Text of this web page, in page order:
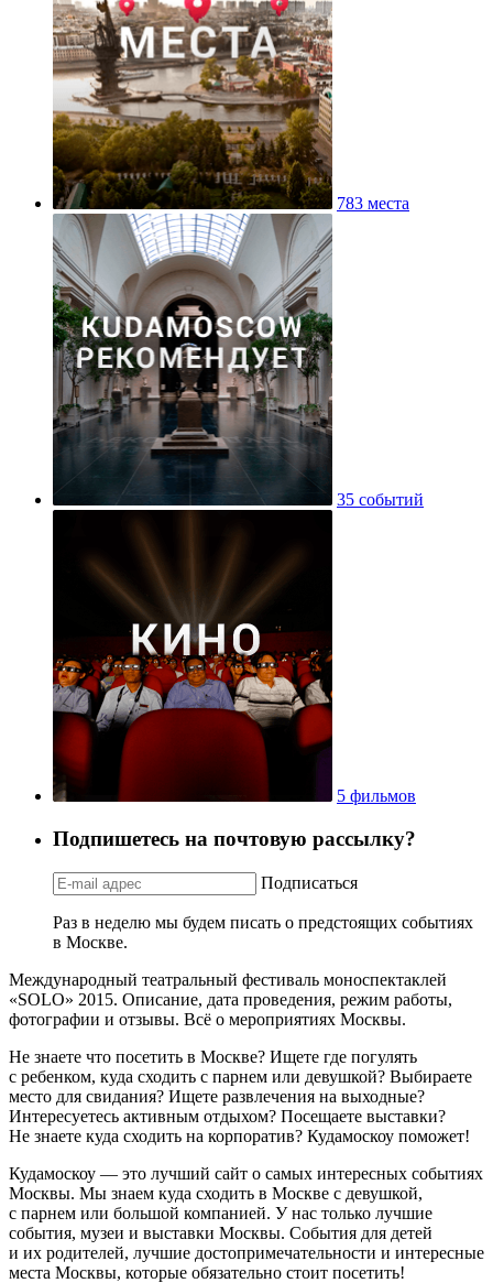
783 места
35 событий
5 фильмов
Подпишетесь на почтовую рассылку?
Подписаться
Раз в неделю мы будем писать о предстоящих событиях
в Москве.
Международный театральный фестиваль моноспектаклей
«SOLO» 2015. Описание, дата проведения, режим работы,
фотографии и отзывы. Всё о мероприятиях Москвы.
Не знаете что посетить в Москве? Ищете где погулять
с ребенком, куда сходить с парнем или девушкой? Выбираете
место для свидания? Ищете развлечения на выходные?
Интересуетесь активным отдыхом? Посещаете выставки?
Не знаете куда сходить на корпоратив? Кудамоскоу поможет!
Кудамоскоу — это лучший сайт о самых интересных событиях
Москвы. Мы знаем куда сходить в Москве с девушкой,
с парнем или большой компанией. У нас только лучшие
события, музеи и выставки Москвы. События для детей
и их родителей, лучшие достопримечательности и интересные
места Москвы, которые обязательно стоит посетить!